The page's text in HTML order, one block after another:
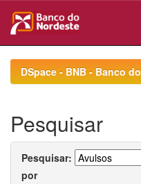
navigationDSpace - BNB - Banco
Pesquisar
Pesquisar:
por